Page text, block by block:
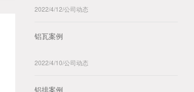
2022/4/12/公司动态
铝瓦案例
2022/4/10/公司动态
铝排案例